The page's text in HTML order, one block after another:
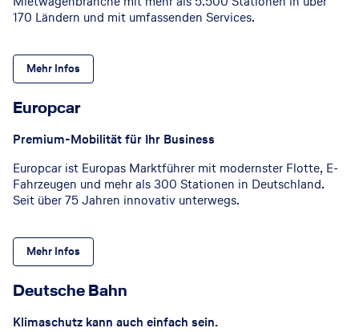
170 Ländern und mit umfassenden Services.
Mehr Infos
Europcar
Premium-Mobilität für Ihr Business
Europcar ist Europas Marktführer mit modernster Flotte, E-
Fahrzeugen und mehr als 300 Stationen in Deutschland.
Seit über 75 Jahren innovativ unterwegs.
Mehr Infos
Deutsche Bahn
Klimaschutz kann auch einfach sein.